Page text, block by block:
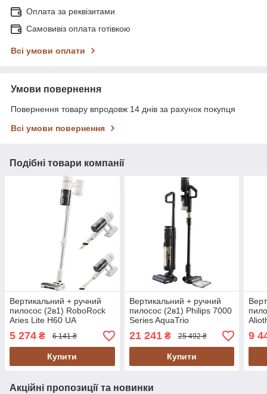
Оплата за реквізитами
Самовивіз оплата готівкою
Всі умови оплати
Умови повернення
Повернення товару впродовж 14 днів за рахунок покупця
Всі умови повернення
Подібні товари компанії
Вертикальний + ручний
пилосос (2в1) RoboRock
Aries Lite H60 UA
5 274 ₴ 6 141 ₴
Купити
Вертикальний + ручний
пилосос (2в1) Philips 7000
Series AquaTrio
21 241₴ 25 492 ₴
Купити
9
Акційні пропозиції та новинки